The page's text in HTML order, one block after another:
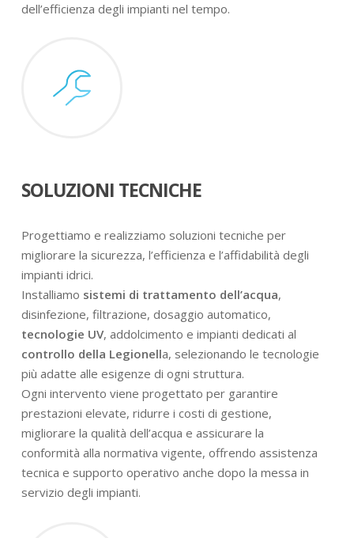
dell’efficienza degli impianti nel tempo.
SOLUZIONI TECNICHE
Progettiamo e realizziamo soluzioni tecniche per
migliorare la sicurezza, l’efficienza e l’affidabilità degli
impianti idrici.
Installiamo sistemi di trattamento dell’acqua,
disinfezione, filtrazione, dosaggio automatico,
tecnologie UV, addolcimento e impianti dedicati al
controllo della Legionella, selezionando le tecnologie
più adatte alle esigenze di ogni struttura.
Ogni intervento viene progettato per garantire
prestazioni elevate, ridurre i costi di gestione,
migliorare la qualità dell’acqua e assicurare la
conformità alla normativa vigente, offrendo assistenza
tecnica e supporto operativo anche dopo la messa in
servizio degli impianti.